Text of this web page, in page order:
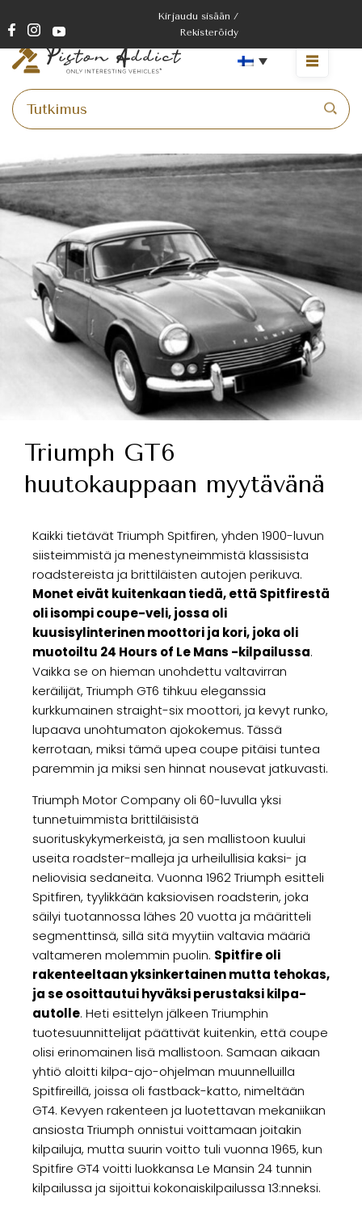
Kirjaudu sisään /
Rekisteröidy
Triumph GT6
huutokauppaan myytävänä
Kaikki tietävät Triumph Spitfiren, yhden 1900-luvun
siisteimmistä ja menestyneimmistä klassisista
roadstereista ja brittiläisten autojen perikuva.
Monet eivät kuitenkaan tiedä, että Spitfirestä
oli isompi coupe-veli, jossa oli
kuusisylinterinen moottori ja kori, joka oli
muotoiltu 24 Hours of Le Mans -kilpailussa.
Vaikka se on hieman unohdettu valtavirran
keräilijät, Triumph GT6 tihkuu eleganssia
kurkkumainen straight-six moottori, ja kevyt runko,
lupaava unohtumaton ajokokemus. Tässä
kerrotaan, miksi tämä upea coupe pitäisi tuntea
paremmin ja miksi sen hinnat nousevat jatkuvasti.
Triumph Motor Company oli 60-luvulla yksi
tunnetuimmista brittiläisistä
suorituskykymerkeistä, ja sen mallistoon kuului
useita roadster-malleja ja urheilullisia kaksi- ja
neliovisia sedaneita. Vuonna 1962 Triumph esitteli
Spitfiren, tyylikkään kaksiovisen roadsterin, joka
säilyi tuotannossa lähes 20 vuotta ja määritteli
segmenttinsä, sillä sitä myytiin valtavia määriä
valtameren molemmin puolin. Spitfire oli
rakenteeltaan yksinkertainen mutta tehokas,
ja se osoittautui hyväksi perustaksi kilpa-
autolle. Heti esittelyn jälkeen Triumphin
tuotesuunnittelijat päättivät kuitenkin, että coupe
olisi erinomainen lisä mallistoon. Samaan aikaan
yhtiö aloitti kilpa-ajo-ohjelman muunnelluilla
Spitfireillä, joissa oli fastback-katto, nimeltään
GT4. Kevyen rakenteen ja luotettavan mekaniikan
ansiosta Triumph onnistui voittamaan joitakin
kilpailuja, mutta suurin voitto tuli vuonna 1965, kun
Spitfire GT4 voitti luokkansa Le Mansin 24 tunnin
kilpailussa ja sijoittui kokonaiskilpailussa 13:nneksi.